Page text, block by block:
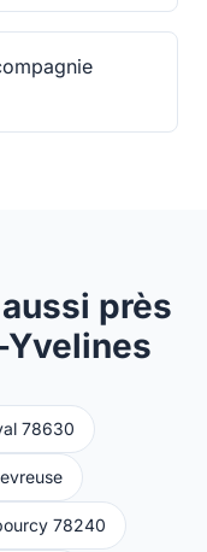
près
Yvelines
78630
78240